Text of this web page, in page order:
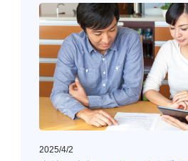
2025/4/2